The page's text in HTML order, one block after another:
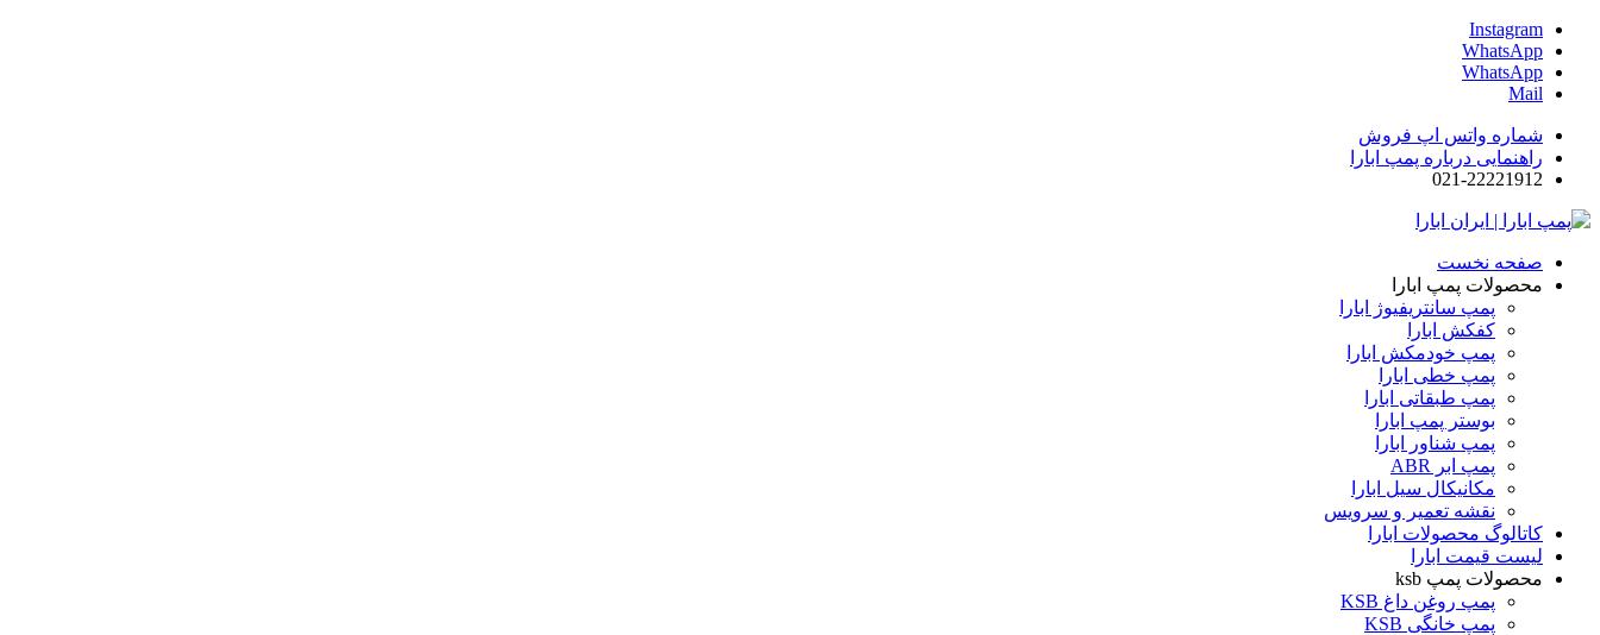
Instagram
WhatsApp
WhatsApp
Mail
شماره واتس اپ فروش
راهنمایی درباره پمپ ابارا
021-22221912
صفحه نخست
محصولات پمپ ابارا
پمپ سانتریفیوژ ابارا
کفکش ابارا
پمپ خودمکش ابارا
پمپ خطی ابارا
پمپ طبقاتی ابارا
بوستر پمپ ابارا
پمپ شناور ابارا
پمپ ابر ABR
مکانیکال سیل ابارا
نقشه تعمیر و سرویس
کاتالوگ محصولات ابارا
لیست قیمت ابارا
محصولات پمپ ksb
پمپ روغن داغ KSB
پمپ خانگی KSB